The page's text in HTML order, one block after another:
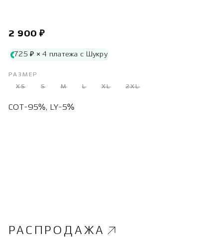
2 900 ₽
725 ₽ × 4 платежа с Шукру
РАЗМЕР
XS S M L XL 2XL
COT-95%, LY-5%
РАСПРОДАЖА